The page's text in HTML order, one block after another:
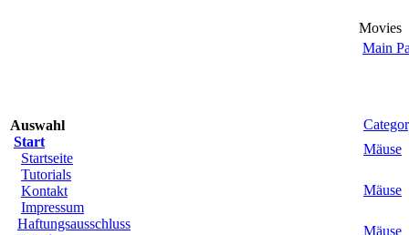
Auswahl
Start
Startseite
Tutorials
Kontakt
Impressum
Haftungsausschluss
Movies
Main
Mäuse
Mäuse
Mäuse